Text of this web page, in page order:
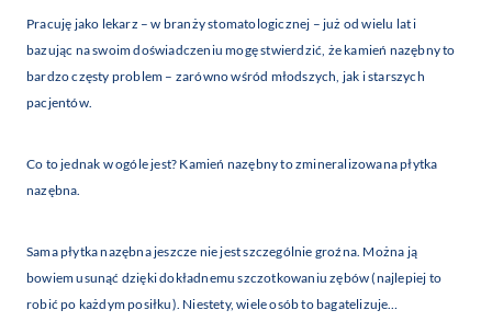
Pracuję jako lekarz – w branży stomatologicznej – już od wielu lat i
bazując na swoim doświadczeniu mogę stwierdzić, że kamień nazębny to
bardzo częsty problem – zarówno wśród młodszych, jak i starszych
pacjentów.
Co to jednak w ogóle jest? Kamień nazębny to zmineralizowana płytka
nazębna.
Sama płytka nazębna jeszcze nie jest szczególnie groźna. Można ją
bowiem usunąć dzięki dokładnemu szczotkowaniu zębów (najlepiej to
robić po każdym posiłku). Niestety, wiele osób to bagatelizuje…